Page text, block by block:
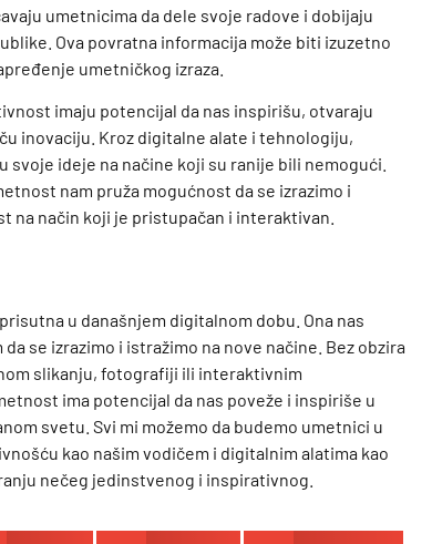
umetnicima da dele svoje radove i dobijaju
Ova povratna informacija može biti izuzetno
umetničkog izraza.
imaju potencijal da nas inspirišu, otvaraju
inovaciju. Kroz digitalne alate i tehnologiju,
svoje ideje na načine koji su ranije bili nemogući.
nam pruža mogućnost da se izrazimo i
na način koji je pristupačan i interaktivan.
u današnjem digitalnom dobu. Ona nas
se izrazimo i istražimo na nove načine. Bez obzira
slikanju, fotografiji ili interaktivnim
ima potencijal da nas poveže i inspiriše u
svetu. Svi mi možemo da budemo umetnici u
kao našim vodičem i digitalnim alatima kao
nečeg jedinstvenog i inspirativnog.